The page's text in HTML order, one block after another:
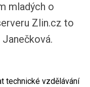
mladých o
Zlin.cz to
technické vzdělávání